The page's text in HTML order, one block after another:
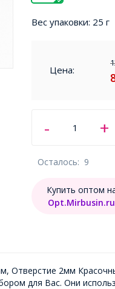
Вес упаковки: 25 г
Цена:
Осталось: 9
Купить оптом
Opt.Mirbusin.ru
Отверстие 2мм
для Вас. Они